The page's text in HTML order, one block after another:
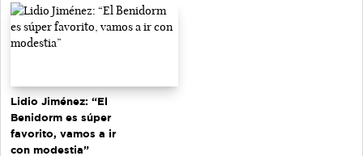
Lidio Jiménez: “El
Benidorm es súper
favorito, vamos a ir
con modestia”